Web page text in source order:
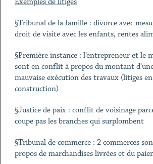
§Tribunal de la famille : divorce avec
droit de visite avec les enfants, rentes
§Première instance : l’entrepreneur et le
sont en conflit à propos du montant
mauvaise exécution des travaux (litiges
construction)
§Justice de paix : conflit de voisinage
coupe pas les branches qui surplombent
§Tribunal de commerce : 2 commerces
propos de marchandises livrées et du